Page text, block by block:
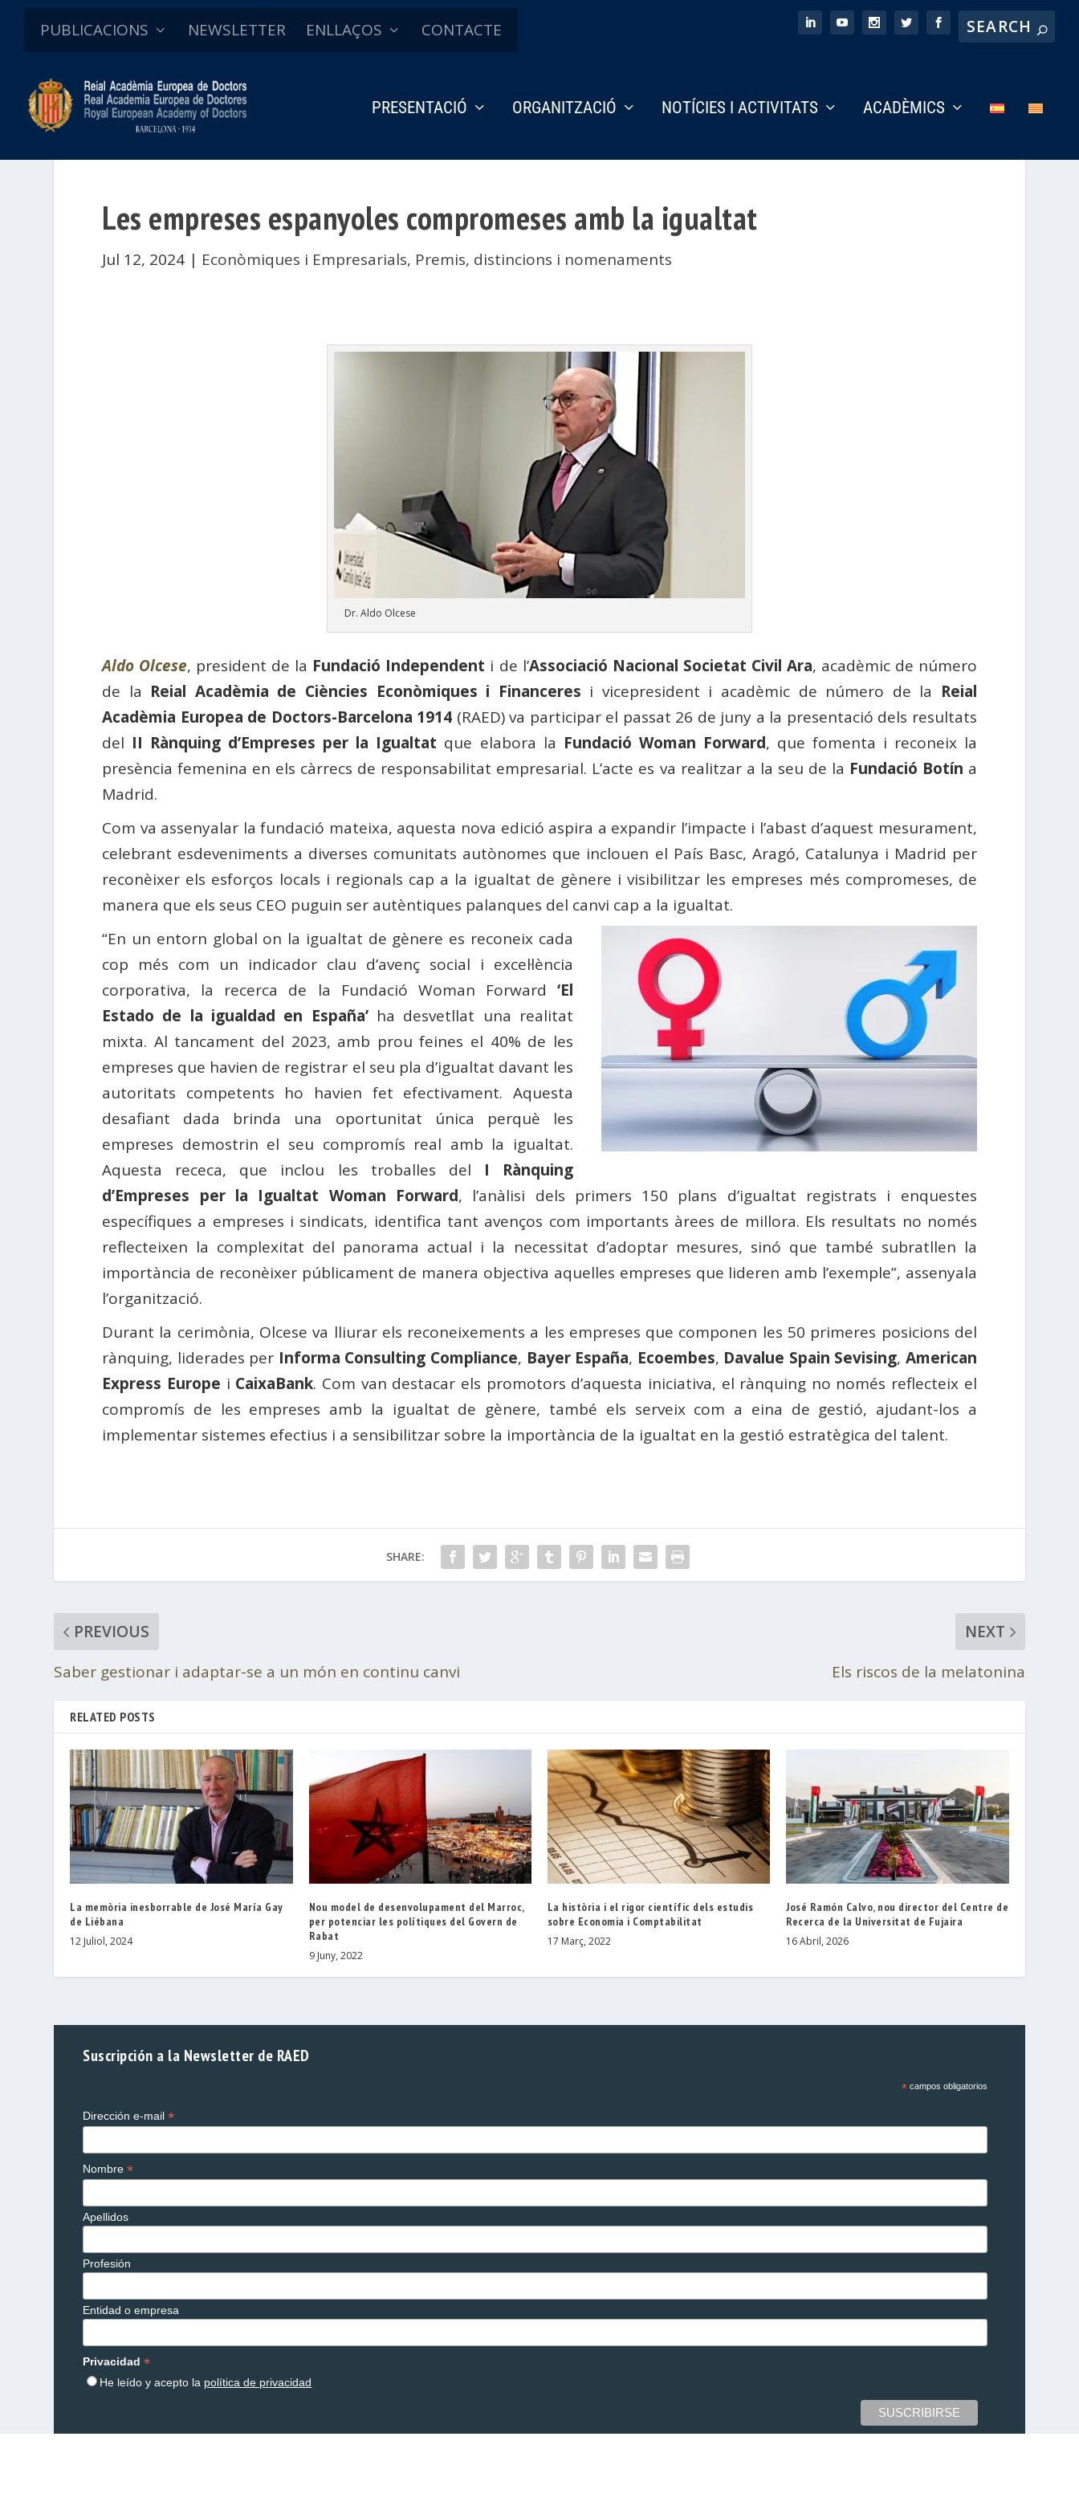
PUBLICACIONS NEWSLETTER ENLLAÇOS CONTACTE
PRESENTACIÓ ORGANITZACIÓ NOTÍCIES I ACTIVITATS ACADÈMICS
Les empreses espanyoles compromeses amb la igualtat
Jul 12, 2024 | Econòmiques i Empresarials, Premis, distincions i nomenaments
Dr. Aldo Olcese
Aldo Olcese, president de la Fundació Independent i de l’Associació Nacional Societat Civil Ara, acadèmic de número
de la Reial Acadèmia de Ciències Econòmiques i Financeres i vicepresident i acadèmic de número de la Reial
Acadèmia Europea de Doctors-Barcelona 1914 (RAED) va participar el passat 26 de juny a la presentació dels resultats
del II Rànquing d’Empreses per la Igualtat que elabora la Fundació Woman Forward, que fomenta i reconeix la
presència femenina en els càrrecs de responsabilitat empresarial. L’acte es va realitzar a la seu de la Fundació Botín a
Madrid.
Com va assenyalar la fundació mateixa, aquesta nova edició aspira a expandir l’impacte i l’abast d’aquest mesurament,
celebrant esdeveniments a diverses comunitats autònomes que inclouen el País Basc, Aragó, Catalunya i Madrid per
reconèixer els esforços locals i regionals cap a la igualtat de gènere i visibilitzar les empreses més compromeses, de
manera que els seus CEO puguin ser autèntiques palanques del canvi cap a la igualtat.
“En un entorn global on la igualtat de gènere es reconeix cada
cop més com un indicador clau d’avenç social i excel·lència
corporativa, la recerca de la Fundació Woman Forward ‘El
Estado de la igualdad en España’ha desvetllat una realitat
mixta. Al tancament del 2023, amb prou feines el 40% de les
empreses que havien de registrar el seu pla d’igualtat davant les
autoritats competents ho havien fet efectivament. Aquesta
desafiant dada brinda una oportunitat única perquè les
empreses demostrin el seu compromís real amb la igualtat.
Aquesta receca, que inclou les troballes del I Rànquing
d’Empreses per la Igualtat Woman Forward, l’anàlisi dels primers 150 plans d’igualtat registrats i enquestes
específiques a empreses i sindicats, identifica tant avenços com importants àrees de millora. Els resultats no només
reflecteixen la complexitat del panorama actual i la necessitat d’adoptar mesures, sinó que també subratllen la
importància de reconèixer públicament de manera objectiva aquelles empreses que lideren amb l’exemple”, assenyala
l’organització.
Durant la cerimònia, Olcese va lliurar els reconeixements a les empreses que componen les 50 primeres posicions del
rànquing, liderades per Informa Consulting Compliance, Bayer España, Ecoembes, Davalue Spain Sevising, American
Express Europe i CaixaBank. Com van destacar els promotors d’aquesta iniciativa, el rànquing no només reflecteix el
compromís de les empreses amb la igualtat de gènere, també els serveix com a eina de gestió, ajudant-los a
implementar sistemes efectius i a sensibilitzar sobre la importància de la igualtat en la gestió estratègica del talent.
SHARE:
PREVIOUS
Saber gestionar i adaptar-se a un món en continu canvi
NEXT
Els riscos de la melatonina
RELATED POSTS
La memòria inesborrable de José María Gay
de Liébana
12 Juliol, 2024
Nou model de desenvolupament del Marroc,
per potenciar les polítiques del Govern de
Rabat
9 Juny, 2022
La història i el rigor científic dels estudis
sobre Economia i Comptabilitat
17 Març, 2022
José Ramón Calvo, nou director del Centre de
Recerca de la Universitat de Fujaira
16 Abril, 2026
Suscripción a la Newsletter de RAED
*campos obligatorios
Dirección e-mail*
Nombre*
Apellidos
Profesión
Entidad o empresa
Privacidad*
He leído y acepto la política de privacidad